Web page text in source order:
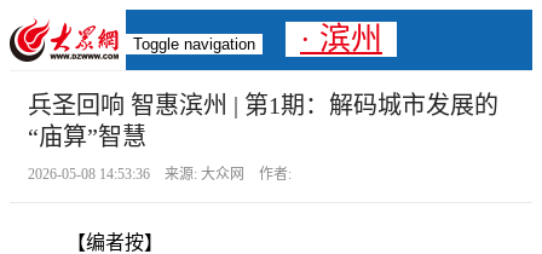
Toggle navigation · 滨州
兵圣回响 智惠滨州 | 第1期：解码城市发展的
“庙算”智慧
2026-05-08 14:53:36 来源: 大众网 作者:
【编者按】